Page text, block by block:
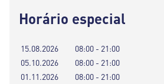
Horário especial
15.08.2026
08:00 - 21:00
05.10.2026
08:00 - 21:00
01.11.2026
08:00 - 21:00